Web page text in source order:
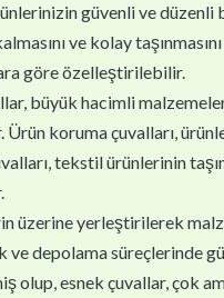
güvenli ve düzenli
ve kolay
göre özelleştirilebilir.
büyük hacimli
koruma çuvalları,
tekstil ürünlerinin
üzerine yerleştirilerek
ve depolama süreçlerinde
olup, esnek çuvallar, çok